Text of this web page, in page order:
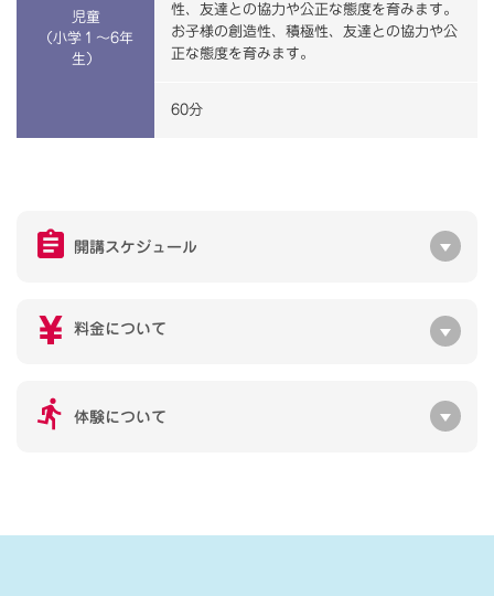
児童
（小学１～6年
生）
性、友達との協力や公正な態度を育みます。
お子様の創造性、積極性、友達との協力や公
正な態度を育みます。
60分
開講スケジュール
料金について
体験について